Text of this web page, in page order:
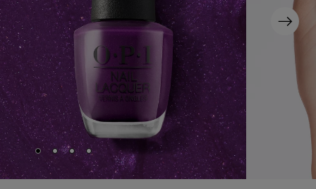
Next
Skip to slide 1
Skip to slide2
Skip to slide 3
Skip to slide 4